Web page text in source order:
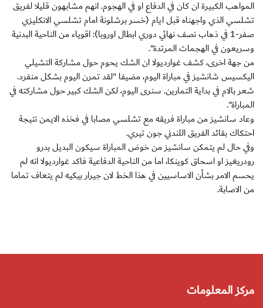
المواهب الكبيرة ان كان في الدفاع او في الهجوم. انهم مشابهون قليلا لفريق
تشلسي الذي واجهناه قبل ايام (خسر برشلونة امام تشلسي الانكليزي
صفر-1 في ذهاب نصف نهائي دوري ابطال اوروبا): اقوياء من الناحية البدنية
وسريعون في الهجمات المرتدة".
من جهة اخرى، كشف غوارديولا ان الشك يحوم حول مشاركة التشيلي
اليكسيس شانشيز في مباراة اليوم، مضيفا "لقد تمرن اليوم بشكل منفرد.
شعر بالام في بداية التمارين. سنرى اليوم، لكن الشك كبير حول مشاركته في
المباراة".
وعاد سانشيز من مباراة فريقه مع تشلسي مصابا في فخذه الايمن نتيجة
احتكاك بقائد الفريق اللندني جون تيري.
وفي حال لم يتمكن سانشيز من خوض المباراة سيكون البديل بدرو
رودريغيز او اسحاق كوينكا، اما من الناحية الدفاعية فاكد غوارديولا انه لم
يحسم الامر بشأن الاساسيين في هذا الخط لان جيرار بيكيه لم يتعاف تماما
من الاصابة.
مركز المعلومات